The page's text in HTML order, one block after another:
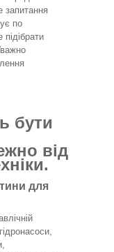
запитання
по
бути
від
для